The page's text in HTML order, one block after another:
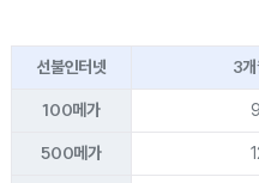
선불인터넷 3
100메가
500메가